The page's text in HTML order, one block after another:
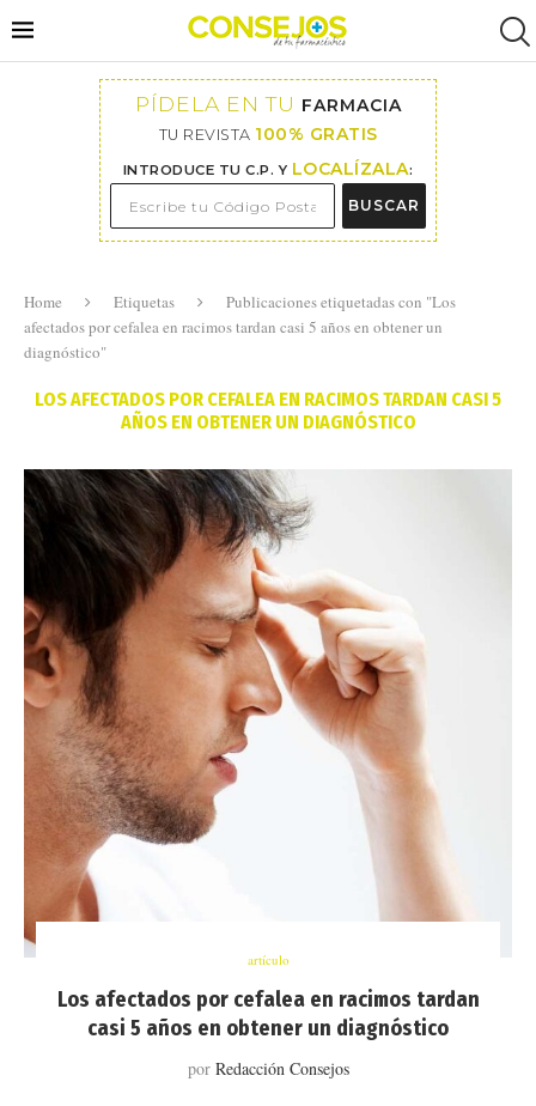
PÍDELA EN TU FARMACIA
TU REVISTA 100% GRATIS
INTRODUCE TU C.P. Y LOCALÍZALA:
BUSCAR
Home Etiquetas
Publicaciones etiquetadas con "Los
afectados por cefalea en racimos tardan casi 5 años en obtener un
diagnóstico"
LOS AFECTADOS POR CEFALEA EN RACIMOS TARDAN CASI 5
AÑOS EN OBTENER UN DIAGNÓSTICO
artículo
Los afectados por cefalea en racimos tardan
casi 5 años en obtener un diagnóstico
por Redacción Consejos